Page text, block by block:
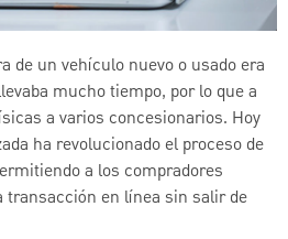
de un vehículo nuevo o usado era
mucho tiempo, por lo que a
a varios concesionarios. Hoy
ha revolucionado el proceso de
a los compradores
transacción en línea sin salir de